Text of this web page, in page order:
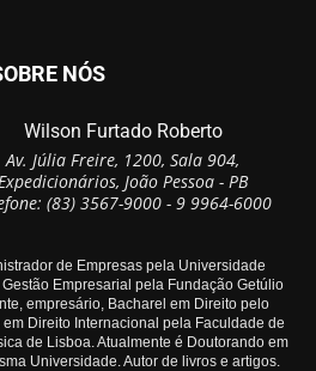
NÓS
Wilson Furtado Roberto
Av. Júlia Freire, 1200, Sala 904,
João Pessoa - PB
(83) 3567-9000 - 9 9964-6000
de Empresas pela Universidade
Empresarial pela Fundação Getúlio
empresário, Bacharel em Direito pelo
Direito Internacional pela Faculdade de
de Lisboa. Atualmente é Doutorando em
Universidade. Autor de livros e artigos.